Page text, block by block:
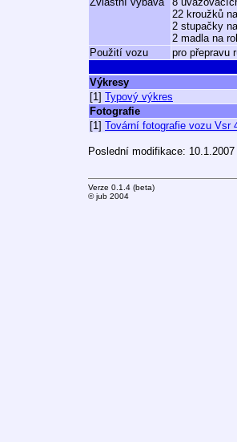
22 kroužků
2 stupačky
2 madla na
Použití vozu
pro přepravu
Výkresy
[1] Typový výkres
Fotografie
[1] Tovární fotografie vozu Vsr
Poslední modifikace:
Verze 0.1.4 (beta)
© jub 2004